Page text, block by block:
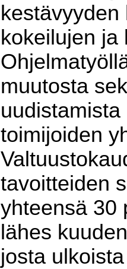
kokeilujen
muutosta
toimijoiden
tavoitteiden
yhteensä 30
lähes
josta